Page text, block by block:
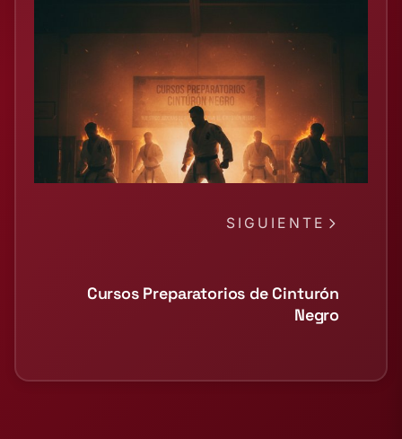
SIGUIENTE
Cursos Preparatorios de Cinturón
Negro